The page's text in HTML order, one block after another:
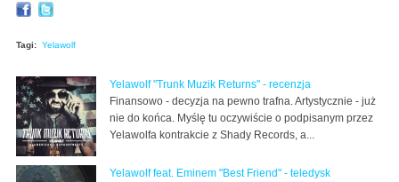
Tagi: Yelawolf
Yelawolf "Trunk Muzik Returns" - recenzja
Finansowo - decyzja na pewno trafna. Artystycznie - już
nie do końca. Myślę tu oczywiście o podpisanym przez
Yelawolfa kontrakcie z Shady Records, a...
Yelawolf feat. Eminem "Best Friend" - teledysk